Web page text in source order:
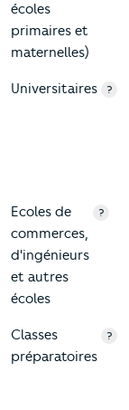
écoles
primaires et
maternelles)
Universitaires ?
Ecoles de
commerces,
d'ingénieurs
et autres
écoles
?
Classes
préparatoires
?